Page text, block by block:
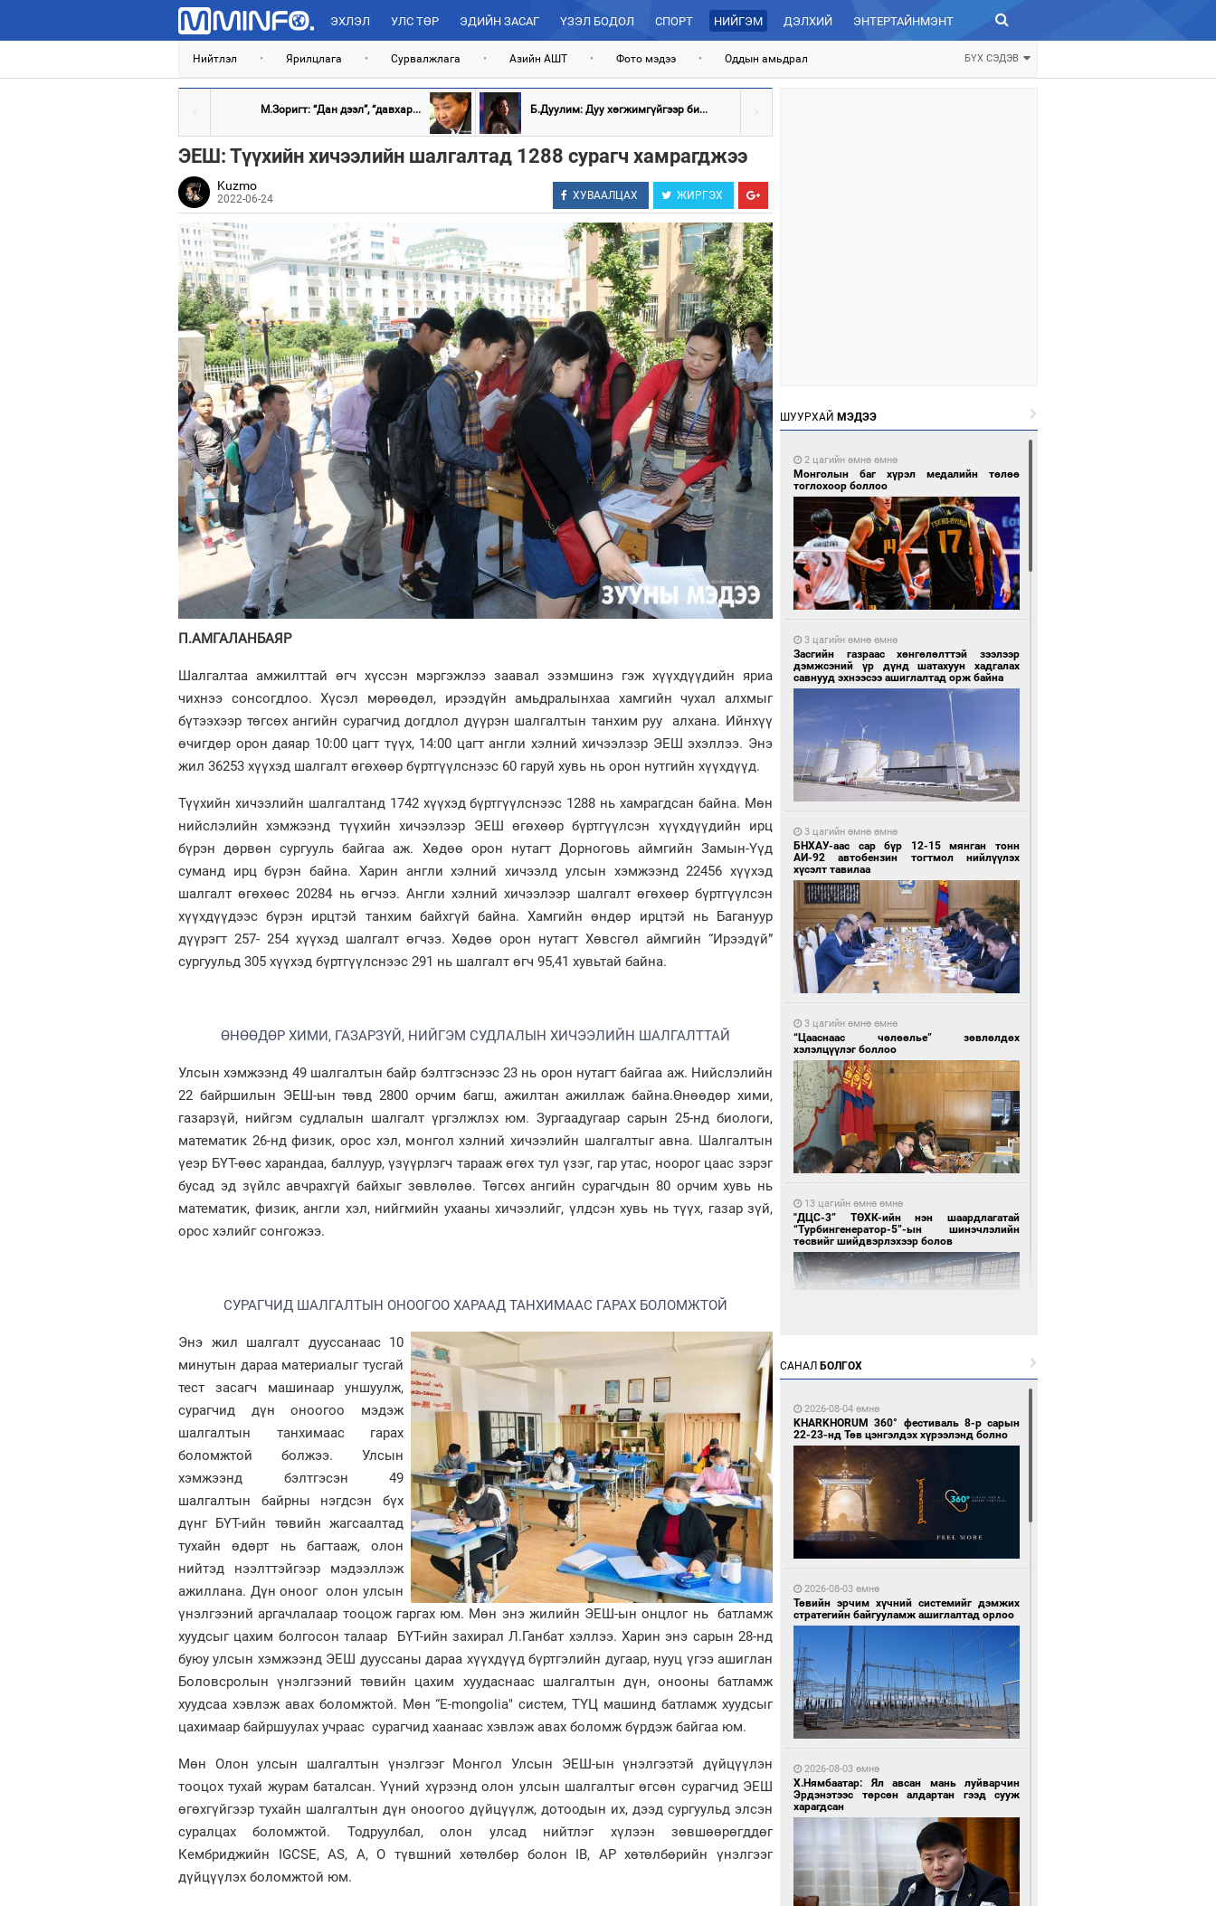
ЭХЛЭЛ УЛС ТӨР ЭДИЙН ЗАСАГ ҮЗЭЛ БОДОЛ СПОРТ НИЙГЭМ ДЭЛХИЙ ЭНТЕРТАЙНМЭНТ ЗУРХАЙ
Нийтлэл • Ярилцлага • Сурвалжлага • Азийн АШТ • Фото мэдээ • Оддын амьдрал БҮХ СЭДЭВ
М.Зоригт: “Дан дээл”, “давхар... Б.Дуулим: Дуу хөгжимгүйгээр би...
ЭЕШ: Түүхийн хичээлийн шалгалтад 1288 сурагч хамрагджээ
Kuzmo
2022-06-24 ХУВААЛЦАХ ЖИРГЭХ
П.АМГАЛАНБАЯР
Шалгалтаа амжилттай өгч хүссэн мэргэжлээ заавал эзэмшинэ гэж хүүхдүүдийн яриа
чихнээ сонсогдлоо. Хүсэл мөрөөдөл, ирээдүйн амьдралынхаа хамгийн чухал алхмыг
бүтээхээр төгсөх ангийн сурагчид догдлол дүүрэн шалгалтын танхим руу алхана. Ийнхүү
өчигдөр орон даяар 10:00 цагт түүх, 14:00 цагт англи хэлний хичээлээр ЭЕШ эхэллээ. Энэ
жил 36253 хүүхэд шалгалт өгөхөөр бүртгүүлснээс 60 гаруй хувь нь орон нутгийн хүүхдүүд.
Түүхийн хичээлийн шалгалтанд 1742 хүүхэд бүртгүүлснээс 1288 нь хамрагдсан байна. Мөн
нийслэлийн хэмжээнд түүхийн хичээлээр ЭЕШ өгөхөөр бүртгүүлсэн хүүхдүүдийн ирц
бүрэн дөрвөн сургууль байгаа аж. Хөдөө орон нутагт Дорноговь аймгийн Замын-Үүд
суманд ирц бүрэн байна. Харин англи хэлний хичээлд улсын хэмжээнд 22456 хүүхэд
шалгалт өгөхөөс 20284 нь өгчээ. Англи хэлний хичээлээр шалгалт өгөхөөр бүртгүүлсэн
хүүхдүүдээс бүрэн ирцтэй танхим байхгүй байна. Хамгийн өндөр ирцтэй нь Багануур
дүүрэгт 257- 254 хүүхэд шалгалт өгчээ. Хөдөө орон нутагт Хөвсгөл аймгийн “Ирээдүй”
сургуульд 305 хүүхэд бүртгүүлснээс 291 нь шалгалт өгч 95,41 хувьтай байна.
ӨНӨӨДӨР ХИМИ, ГАЗАРЗҮЙ, НИЙГЭМ СУДЛАЛЫН ХИЧЭЭЛИЙН ШАЛГАЛТТАЙ
Улсын хэмжээнд 49 шалгалтын байр бэлтгэснээс 23 нь орон нутагт байгаа аж. Нийслэлийн
22 байршилын ЭЕШ-ын төвд 2800 орчим багш, ажилтан ажиллаж байна.Өнөөдөр хими,
газарзүй, нийгэм судлалын шалгалт үргэлжлэх юм. Зургаадугаар сарын 25-нд биологи,
математик 26-нд физик, орос хэл, монгол хэлний хичээлийн шалгалтыг авна. Шалгалтын
үеэр БҮТ-өөс харандаа, баллуур, үзүүрлэгч тарааж өгөх тул үзэг, гар утас, ноорог цаас зэрэг
бусад эд зүйлс авчрахгүй байхыг зөвлөлөө. Төгсөх ангийн сурагчдын 80 орчим хувь нь
математик, физик, англи хэл, нийгмийн ухааны хичээлийг, үлдсэн хувь нь түүх, газар зүй,
орос хэлийг сонгожээ.
СУРАГЧИД ШАЛГАЛТЫН ОНООГОО ХАРААД ТАНХИМААС ГАРАХ БОЛОМЖТОЙ
Энэ жил шалгалт дууссанаас 10
минутын дараа материалыг тусгай
тест засагч машинаар уншуулж,
сурагчид дүн оноогоо мэдэж
шалгалтын танхимаас гарах
боломжтой болжээ. Улсын
хэмжээнд бэлтгэсэн 49
шалгалтын байрны нэгдсэн бүх
дүнг БҮТ-ийн төвийн жагсаалтад
тухайн өдөрт нь багтааж, олон
нийтэд нээлттэйгээр мэдээллэж
ажиллана. Дүн оноог олон улсын
үнэлгээний аргачлалаар тооцож гаргах юм. Мөн энэ жилийн ЭЕШ-ын онцлог нь батламж
хуудсыг цахим болгосон талаар БҮТ-ийн захирал Л.Ганбат хэллээ. Харин энэ сарын 28-нд
буюу улсын хэмжээнд ЭЕШ дууссаны дараа хүүхдүүд бүртгэлийн дугаар, нууц үгээ ашиглан
Боловсролын үнэлгээний төвийн цахим хуудаснаас шалгалтын дүн, онооны батламж
хуудсаа хэвлэж авах боломжтой. Мөн “Е-mongolia" систем, ТҮЦ машинд батламж хуудсыг
цахимаар байршуулах учраас сурагчид хаанаас хэвлэж авах боломж бүрдэж байгаа юм.
Мөн Олон улсын шалгалтын үнэлгээг Монгол Улсын ЭЕШ-ын үнэлгээтэй дүйцүүлэн
тооцох тухай журам баталсан. Үүний хүрээнд олон улсын шалгалтыг өгсөн сурагчид ЭЕШ
өгөхгүйгээр тухайн шалгалтын дүн оноогоо дүйцүүлж, дотоодын их, дээд сургуульд элсэн
суралцах боломжтой. Тодруулбал, олон улсад нийтлэг хүлээн зөвшөөрөгддөг
Кембриджийн IGCSE, AS, A, O түвшний хөтөлбөр болон IB, AР хөтөлбөрийн үнэлгээг
дүйцүүлэх боломжтой юм.
ШУУРХАЙ МЭДЭЭ
2 цагийн өмнө өмнө
Монголын баг хүрэл медалийн төлөө
тоглохоор боллоо
3 цагийн өмнө өмнө
Засгийн газраас хөнгөлөлттэй зээлээр
дэмжсэний үр дүнд шатахуун хадгалах
савнууд эхнээсээ ашиглалтад орж байна
3 цагийн өмнө өмнө
БНХАУ-аас сар бүр 12-15 мянган тонн
АИ-92 автобензин тогтмол нийлүүлэх
хүсэлт тавилаа
3 цагийн өмнө өмнө
“Цааснаас чөлөөлье” зөвлөлдөх
хэлэлцүүлэг боллоо
13 цагийн өмнө өмнө
"ДЦС-3” ТӨХК-ийн нэн шаардлагатай
“Турбингенератор-5”-ын шинэчлэлийн
төсвийг шийдвэрлэхээр болов
Воллейбол эрэгтэйчүүдийн шигшээ баг А
хэсгийг тэргүүллээ
Таван шар мэнгэтэй хөх бар өдөр
байна
САНАЛ БОЛГОХ
2026-08-04 өмнө
KHARKHORUM 360° фестиваль 8-р сарын
22-23-нд Төв цэнгэлдэх хүрээлэнд болно
2026-08-03 өмнө
Төвийн эрчим хүчний системийг дэмжих
стратегийн байгууламж ашиглалтад орлоо
2026-08-03 өмнө
Х.Нямбаатар: Ял авсан мань луйварчин
Эрдэнэтээс төрсөн алдартан гээд сууж
харагдсан